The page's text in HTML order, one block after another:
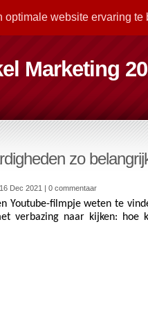
website ervaring te
Marketing
zo
Dec 2021 | 0 commentaar
Youtube-filmpje weten te
verbazing naar kijken: hoe